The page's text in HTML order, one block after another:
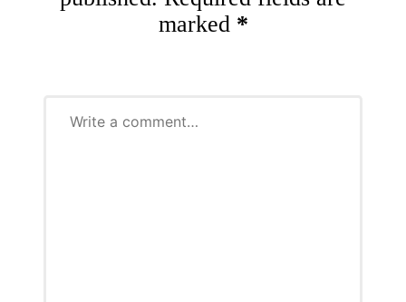
marked *